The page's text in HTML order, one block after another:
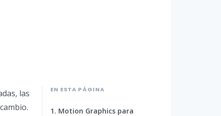
las
EN ESTA PÁGINA
1. Motion Graphics para